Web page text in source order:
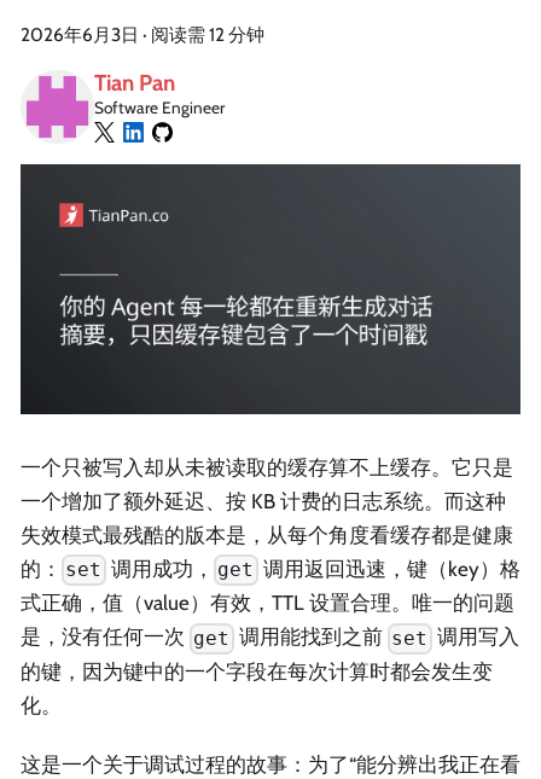
2026年6月3日 · 阅读需 12 分钟
Tian Pan
Software Engineer
一个只被写入却从未被读取的缓存算不上缓存。它只是
一个增加了额外延迟、按 KB 计费的日志系统。而这种
失效模式最残酷的版本是，从每个角度看缓存都是健康
的： set 调用成功， get 调用返回迅速，键（key）格
式正确，值（value）有效，TTL 设置合理。唯一的问题
是，没有任何一次 get 调用能找到之前 set 调用写入
的键，因为键中的一个字段在每次计算时都会发生变
化。
这是一个关于调试过程的故事：为了“能分辨出我正在看